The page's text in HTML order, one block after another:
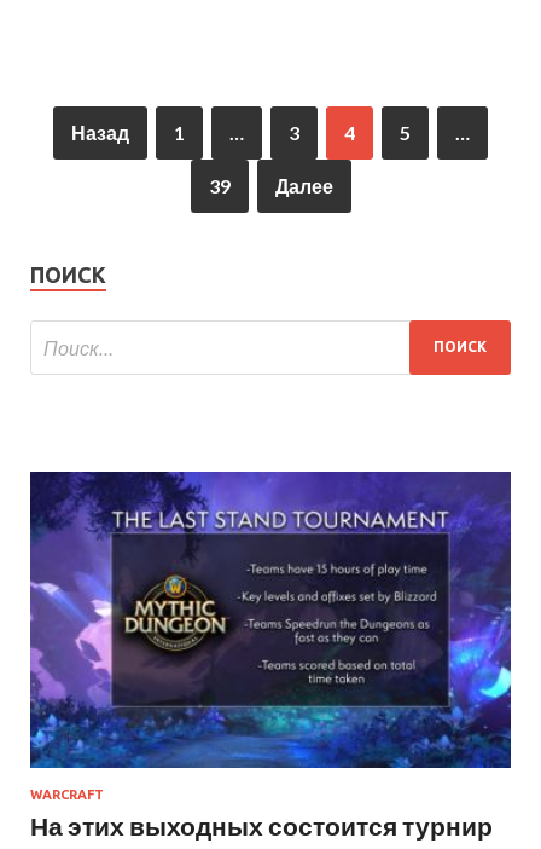
Назад 1 3 4 5
39 Далее
ПОИСК
WARCRAFT
На этих выходных состоится турнир